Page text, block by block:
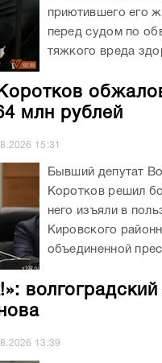
приютившего его
перед судом по
тяжкого вреда
млн рублей
15:31
Бывший депутат
Коротков решил
него изъяли в
Кировского
объединенной
13:39